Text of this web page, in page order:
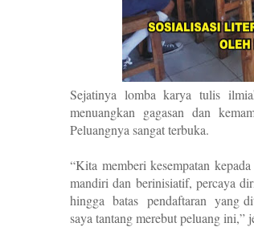
Sejatinya lomba karya tulis
menuangkan gagasan dan
Peluangnya sangat terbuka.
“Kita memberi kesempatan
mandiri dan berinisiatif, percaya
hingga batas pendaftaran yang
saya tantang merebut peluang ini,”